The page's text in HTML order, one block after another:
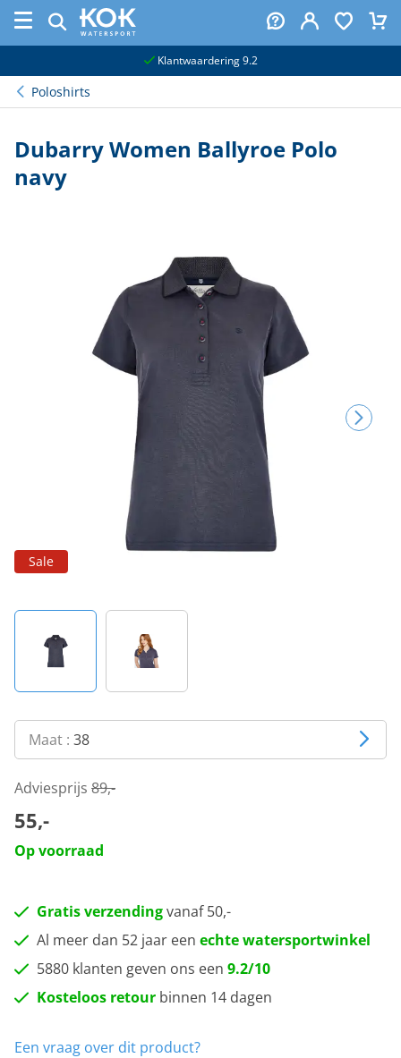
Klantwaardering 9.2
Poloshirts
Dubarry Women Ballyroe Polo
navy
Sale
Maat : 38
Adviesprijs 89,-
55,-
Op voorraad
Gratis verzendingvanaf 50,-
Al meer dan 52 jaar een echte watersportwinkel
5880 klanten geven ons een 9.2/10
Kosteloos retour binnen 14 dagen
Een vraag over dit product?